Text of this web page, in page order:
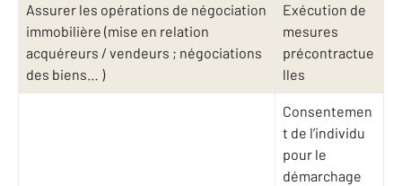
Assurer les opérations de négociation
immobilière (mise en relation
acquéreurs / vendeurs ; négociations
des biens… )
Exécution de
mesures
précontractue
lles
Consentemen
t de l’individu
pour le
démarchage